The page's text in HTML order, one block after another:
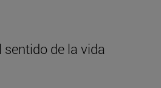
sentido de la vida